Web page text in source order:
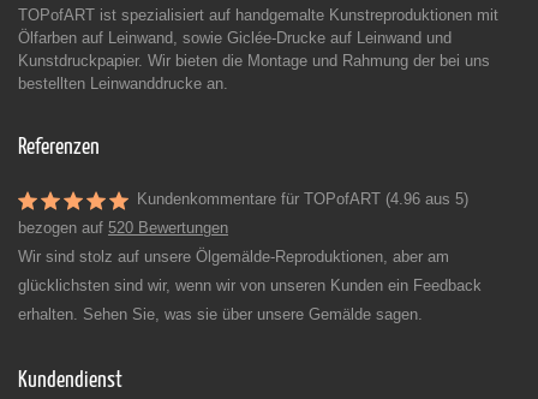
TOPofART ist spezialisiert auf handgemalte Kunstreproduktionen mit
Ölfarben auf Leinwand, sowie Giclée-Drucke auf Leinwand und
Kunstdruckpapier. Wir bieten die Montage und Rahmung der bei uns
bestellten Leinwanddrucke an.
Referenzen
Kundenkommentare für TOPofART (4.96 aus 5)
bezogen auf 520 Bewertungen
Wir sind stolz auf unsere Ölgemälde-Reproduktionen, aber am
glücklichsten sind wir, wenn wir von unseren Kunden ein Feedback
erhalten. Sehen Sie, was sie über unsere Gemälde sagen.
Kundendienst